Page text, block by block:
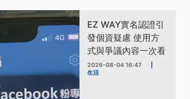
EZ WAY實名認證引
發個資疑慮 使用方
式與爭議內容一次看
2026-08-04 16:47
生活